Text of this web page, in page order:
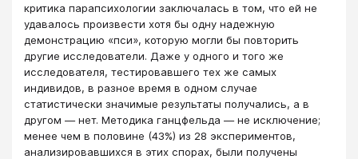
критика парапсихологии заключалась в том, что ей не
удавалось произвести хотя бы одну надежную
демонстрацию «пси», которую могли бы повторить
другие исследователи. Даже у одного и того же
исследователя, тестировавшего тех же самых
индивидов, в разное время в одном случае
статистически значимые результаты получались, а в
другом — нет. Методика ганцфельда — не исключение;
менее чем в половине (43%) из 28 экспериментов,
анализировавшихся в этих спорах, были получены